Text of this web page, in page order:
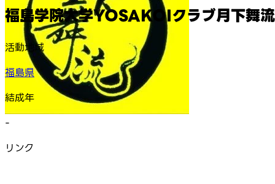
福島学院大学YOSAKOIクラブ月下舞流
活動地域
福島県
結成年
-
リンク